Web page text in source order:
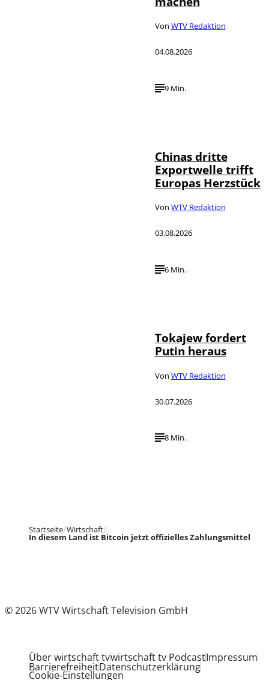
Von WTV Redaktion
04.08.2026
9 Min.
Chinas dritte
Exportwelle trifft
Europas Herzstück
Von WTV Redaktion
03.08.2026
6 Min.
Tokajew fordert
Putin heraus
Von WTV Redaktion
30.07.2026
8 Min.
Startseite Wirtschaft
In diesem Land ist Bitcoin jetzt offizielles Zahlungsmittel
© 2026 WTV Wirtschaft Television GmbH
Über wirtschaft tvwirtschaft tv PodcastImpressum
BarrierefreiheitDatenschutzerklärung
Cookie-Einstellungen